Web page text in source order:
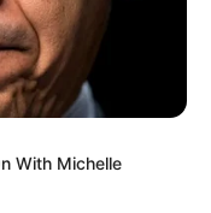
With Michelle